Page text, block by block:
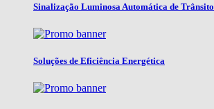
Sinalização Luminosa Automática de Trânsito
Soluções de Eficiência Energética